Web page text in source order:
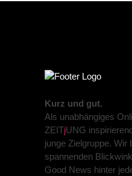
Kurz und gut.
Als unabhängiges
ZEITjUNG
junge Zielgruppe. Wir
spannenden
Good News hinter